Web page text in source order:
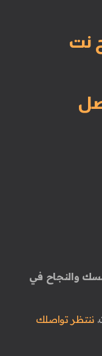
نت
والنجاح في
ننتظر تواصلك